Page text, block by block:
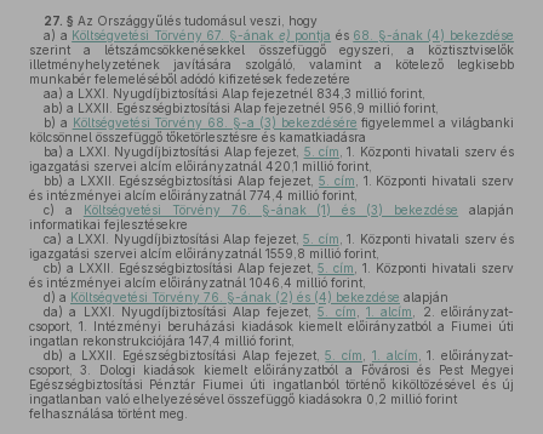
27. § Az Országgyűlés tudomásul veszi, hogy
a) a Költségvetési Törvény 67. §-ának e) pontja és 68. §-ának (4) bekezdése
szerint a létszámcsökkenésekkel összefüggő egyszeri, a köztisztviselők
illetményhelyzetének javítására szolgáló, valamint a kötelező legkisebb
munkabér felemeléséből adódó kifizetések fedezetére
aa) a LXXI. Nyugdíjbiztosítási Alap fejezetnél 834,3 millió forint,
ab) a LXXII. Egészségbiztosítási Alap fejezetnél 956,9 millió forint,
b) a Költségvetési Törvény 68. §-a (3) bekezdésére figyelemmel a világbanki
kölcsönnel összefüggő tőketörlesztésre és kamatkiadásra
ba) a LXXI. Nyugdíjbiztosítási Alap fejezet, 5. cím , 1. Központi hivatali szerv és
igazgatási szervei alcím előirányzatnál 420,1 millió forint,
bb) a LXXII. Egészségbiztosítási Alap fejezet, 5. cím , 1. Központi hivatali szerv
és intézményei alcím előirányzatnál 774,4 millió forint,
c) a Költségvetési Törvény 76. §-ának (1) és (3) bekezdése alapján
informatikai fejlesztésekre
ca) a LXXI. Nyugdíjbiztosítási Alap fejezet, 5. cím , 1. Központi hivatali szerv és
igazgatási szervei alcím előirányzatnál 1559,8 millió forint,
cb) a LXXII. Egészségbiztosítási Alap fejezet,5. cím
, 1. Központi hivatali szerv
és intézményei alcím előirányzatnál 1046,4 millió forint,
d) a Költségvetési Törvény 76. §-ának (2) és (4) bekezdése alapján
da) a LXXI. Nyugdíjbiztosítási Alap fejezet,5. cím 1. alcím
, 2. előirányzat-
csoport, 1. Intézményi beruházási kiadások kiemelt előirányzatból a Fiumei úti
ingatlan rekonstrukciójára 147,4 millió forint,
db) a LXXII. Egészségbiztosítási Alap fejezet,5. cím 1. alcím , 1. előirányzat-
csoport, 3. Dologi kiadások kiemelt előirányzatból a Fővárosi és Pest Megyei
Egészségbiztosítási Pénztár Fiumei úti ingatlanból történő kiköltözésével és új
ingatlanban való elhelyezésével összefüggő kiadásokra 0,2 millió forint
felhasználása történt meg.